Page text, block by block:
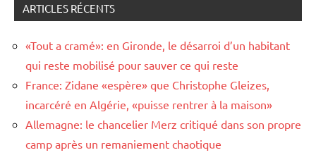
ARTICLES RÉCENTS
«Tout a cramé»: en Gironde, le désarroi d’un habitant
qui reste mobilisé pour sauver ce qui reste
France: Zidane «espère» que Christophe Gleizes,
incarcéré en Algérie, «puisse rentrer à la maison»
Allemagne: le chancelier Merz critiqué dans son propre
camp après un remaniement chaotique